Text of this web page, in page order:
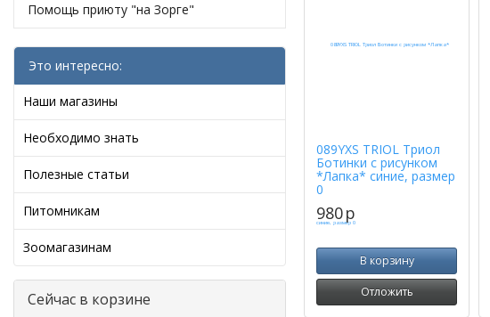
Помощь приюту "на Зорге"
Это интересно:
Наши магазины
Необходимо знать
Полезные статьи
Питомникам
Зоомагазинам
Сейчас в корзине
089YXS TRIOL Триол
Ботинки с рисунком
*Лапка* синие, размер
0
980p
В корзину
Отложить